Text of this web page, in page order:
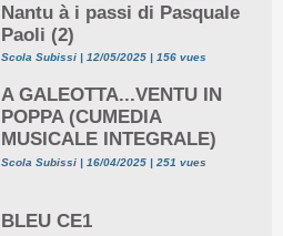
Nantu à i passi di Pasquale
Paoli (2)
Scola Subissi | 12/05/2025 | 156 vues
A GALEOTTA...VENTU IN
POPPA (CUMEDIA
MUSICALE INTEGRALE)
Scola Subissi | 16/04/2025 | 251 vues
BLEU CE1